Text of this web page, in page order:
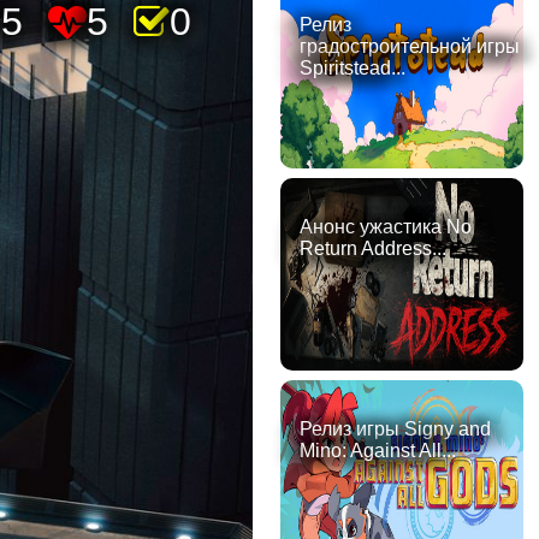
5 0
Релиз
градостроительной игры
Spiritstead...
Анонс ужастика No
Return Address...
Релиз игры Signy and
Mino: Against All...